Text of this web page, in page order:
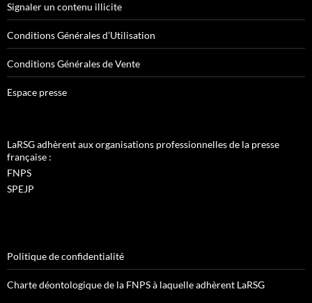
Signaler un contenu illicite
Conditions Générales d’Utilisation
Conditions Générales de Vente
Espace presse
LaRSG adhèrent aux organisations professionnelles de la presse
française :
FNPS
SPEJP
Politique de confidentialité
Charte déontologique de la FNPS à laquelle adhèrent LaRSG